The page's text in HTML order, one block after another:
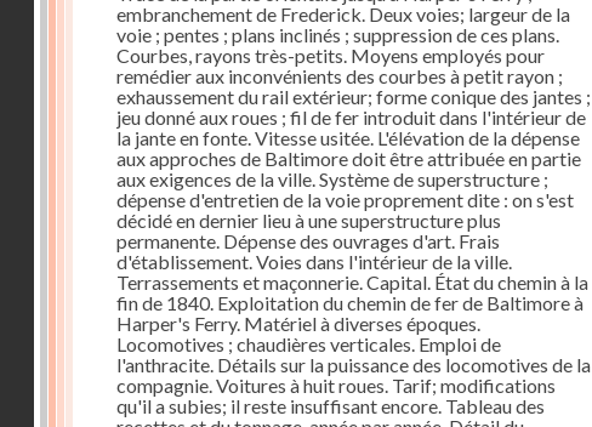
embranchement de Frederick. Deux voies; largeur de la
voie ; pentes ; plans inclinés ; suppression de ces plans.
Courbes, rayons très-petits. Moyens employés pour
remédier aux inconvénients des courbes à petit rayon ;
exhaussement du rail extérieur; forme conique des jantes ;
jeu donné aux roues ; fil de fer introduit dans l'intérieur de
la jante en fonte. Vitesse usitée. L'élévation de la dépense
aux approches de Baltimore doit être attribuée en partie
aux exigences de la ville. Système de superstructure ;
dépense d'entretien de la voie proprement dite : on s'est
décidé en dernier lieu à une superstructure plus
permanente. Dépense des ouvrages d'art. Frais
d'établissement. Voies dans l'intérieur de la ville.
Terrassements et maçonnerie. Capital. État du chemin à la
fin de 1840. Exploitation du chemin de fer de Baltimore à
Harper's Ferry. Matériel à diverses époques.
Locomotives ; chaudières verticales. Emploi de
l'anthracite. Détails sur la puissance des locomotives de la
compagnie. Voitures à huit roues. Tarif; modifications
qu'il a subies; il reste insuffisant encore. Tableau des